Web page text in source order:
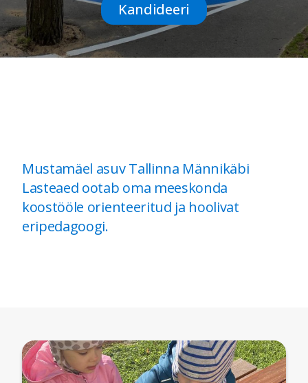
Kandideeri
Mustamäel asuv Tallinna Männikäbi
Lasteaed ootab oma meeskonda
koostööle orienteeritud ja hoolivat
eripedagoogi.